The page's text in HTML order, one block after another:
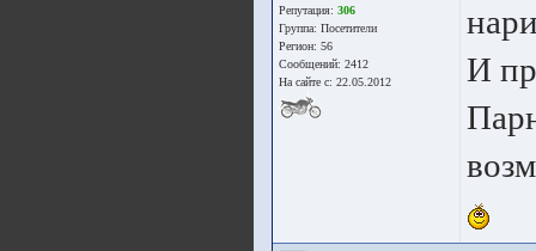
Репутация: 306
Группа: Посетители
Регион: 56
Сообщений: 2412
На сайте с: 22.05.2012
И